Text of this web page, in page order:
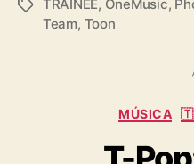
T
TRAINEE, OneMusic,
Team, Toon
MÚSICA